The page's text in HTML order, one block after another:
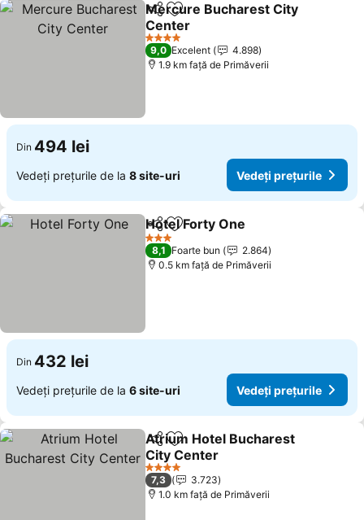
DistribuițiAdăugaţi la favorite
Mercure Bucharest City
Center
4 Stele
9,0 Excelent
4.898
1.9 km faţă de Primăverii
Din 494 lei
Vedeți prețurile de la 8 site-uri Vedeți prețurile
DistribuițiAdăugaţi la favorite
Hotel Forty One
3 Stele
8,1 Foarte bun
2.864
0.5 km faţă de Primăverii
Din 432 lei
Vedeți prețurile de la 6 site-uri Vedeți prețurile
DistribuițiAdăugaţi la favorite
Atrium Hotel Bucharest
City Center
4 Stele
7,3
3.723
1.0 km faţă de Primăverii